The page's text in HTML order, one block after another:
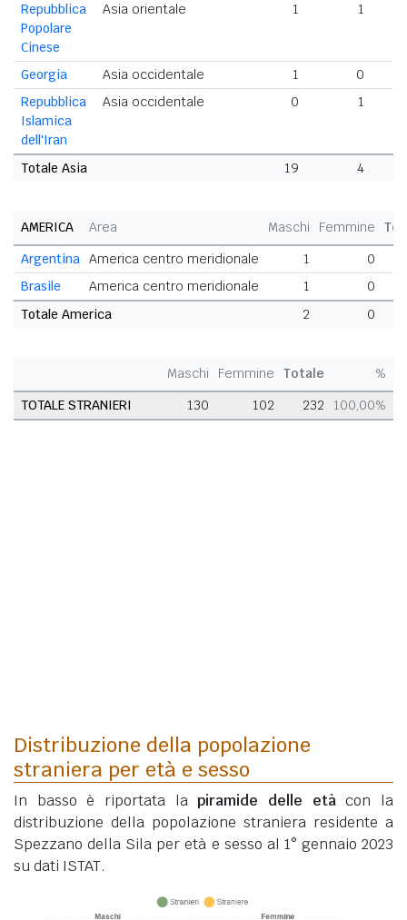
Repubblica
Popolare
Cinese
Asia orientale 1 1
Georgia Asia occidentale 1
0
Repubblica
Islamica
dell'Iran
Asia occidentale 0 1
Totale Asia 19 4
AMERICA Area Maschi Femmine
Argentina America centro meridionale 1
0
Brasile
America centro meridionale 1
0
Totale America
2 0
Maschi Femmine Totale
%
TOTALE STRANIERI
130 102 232 100,00%
Distribuzione della popolazione
straniera per età e sesso
In basso è riportata lapiramide delle etàcon la
distribuzione della popolazione straniera residente a
Spezzano della Sila per età e sesso al 1° gennaio 2023
su dati ISTAT.